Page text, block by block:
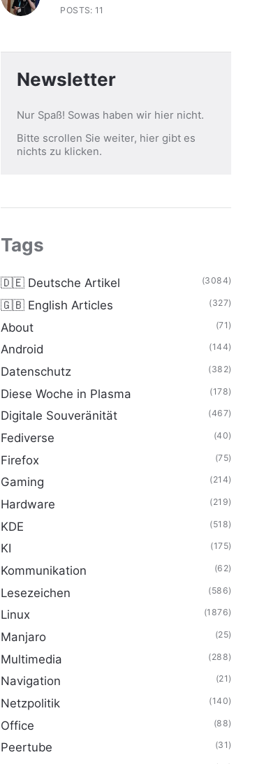
POSTS: 11
Newsletter
Nur Spaß! Sowas haben wir hier nicht.
Bitte scrollen Sie weiter, hier gibt es
nichts zu klicken.
Tags
🇩🇪 Deutsche Artikel (3084)
🇬🇧 English Articles (327)
About (71)
Android (144)
Datenschutz (382)
Diese Woche in Plasma (178)
Digitale Souveränität (467)
Fediverse (40)
Firefox (75)
Gaming (214)
Hardware (219)
KDE (518)
KI (175)
Kommunikation (62)
Lesezeichen (586)
Linux (1876)
Manjaro (25)
Multimedia (288)
Navigation (21)
Netzpolitik (140)
Office (88)
Peertube (31)